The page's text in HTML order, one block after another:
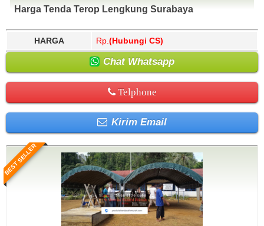
Harga Tenda Terop Lengkung Surabaya
HARGA Rp. (Hubungi CS)
Chat Whatsapp
Telphone
Kirim Email
BEST SELLER